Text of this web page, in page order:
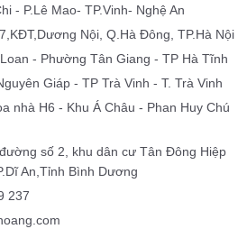
- P.Lê Mao- TP.Vinh- Nghệ An
Nội, Q.Hà Đông, TP.Hà Nội
- Phường Tân Giang - TP Hà Tĩnh
Giáp - TP Trà Vinh - T. Trà Vinh
nhà H6 - Khu Á Châu - Phan Huy Chú
số 2, khu dân cư Tân Đông Hiệp
An,Tỉnh Bình Dương
237